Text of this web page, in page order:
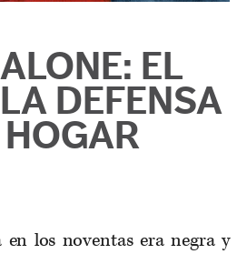
EL
DEFENSA
HOGAR
en los noventas era negra y